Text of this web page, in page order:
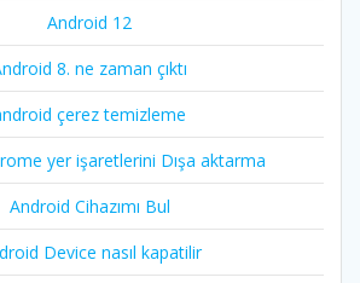
Android 12
8. ne zaman çıktı
çerez temizleme
yer işaretlerini Dışa aktarma
Android Cihazımı Bul
Device nasıl kapatilir